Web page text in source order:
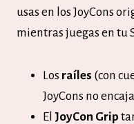
usas en los JoyCons
mientras juegas en tu
Los raíles (con
JoyCons no
El JoyCon Grip